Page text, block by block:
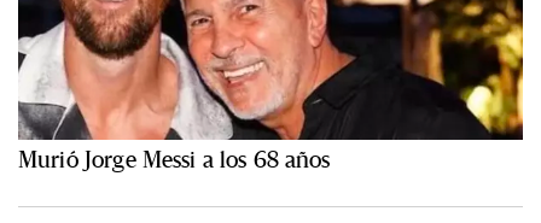
Murió Jorge Messi a los 68 años